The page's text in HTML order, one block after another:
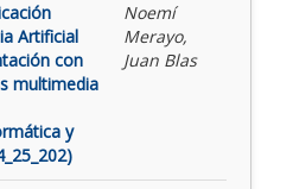
Artificial
con
multimedia
y
Noemí
Merayo,
Juan Blas